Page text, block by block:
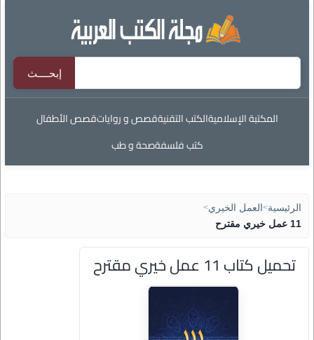
المكتبة الإسلاميةالكتب التقنيةقصص و رواياتقصص الأطفال
كتب فلسفةصحة و طب
الرئيسية> العمل الخيري>
11 عمل خيري مقترح
تحميل كتاب 11 عمل خيري مقترح